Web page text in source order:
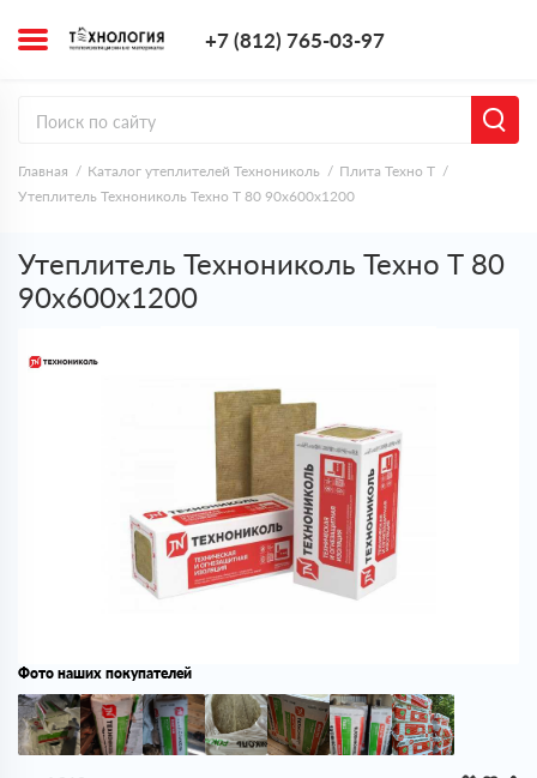
+7 (812) 765-03-97
Главная Каталог утеплителей Технониколь
Плита Техно Т
Утеплитель Технониколь Техно Т 80 90х600х1200
Утеплитель Технониколь Техно Т 80
90х600х1200
Фото наших покупателей